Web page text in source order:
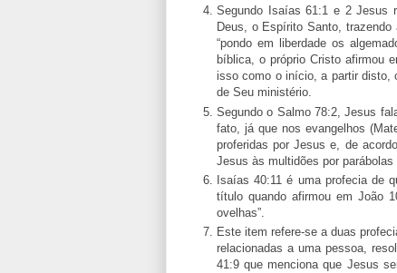
Segundo Isaías 61:1 e 2 Jesus
Deus, o Espírito Santo,
“pondo em liberdade os
bíblica, o próprio Cristo afirmou
isso como o início, a partir disto,
de Seu ministério.
Segundo o Salmo 78:2, Jesus
fato, já que nos evangelhos
proferidas por Jesus e, de
Jesus às multidões por parábolas
Isaías 40:11 é uma profecia de
título quando afirmou em João
ovelhas”.
Este item refere-se a duas
relacionadas a uma pessoa,
41:9 que menciona que Jesus